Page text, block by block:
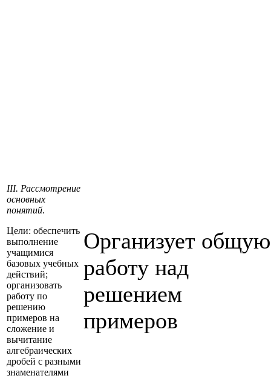
III. Рассмотрение
основных
понятий.
Цели: обеспечить
выполнение
учащимися
базовых учебных
действий;
организовать
работу по
решению
примеров на
сложение и
вычитание
алгебраических
дробей с разными
знаменателями
Организует общую
работу над
решением
примеров